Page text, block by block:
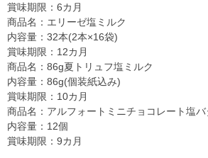
賞味期限：6カ月
商品名：エリーゼ塩ミルク
内容量：32本(2本×16袋)
賞味期限：12カ月
商品名：86g夏トリュフ塩ミルク
内容量：86g(個装紙込み)
賞味期限：10カ月
商品名：アルフォートミニチョコレート塩バ
内容量：12個
賞味期限：9カ月